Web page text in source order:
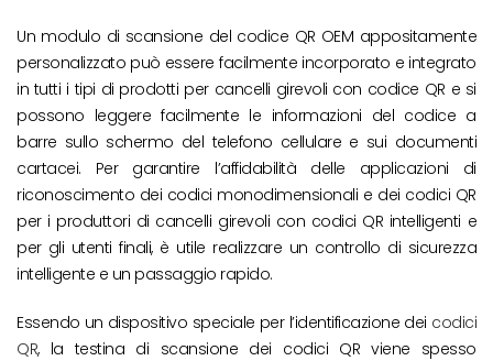
Un modulo di scansione del codice QR OEM appositamente
personalizzato può essere facilmente incorporato e integrato
in tutti i tipi di prodotti per cancelli girevoli con codice QR e si
possono leggere facilmente le informazioni del codice a
barre sullo schermo del telefono cellulare e sui documenti
cartacei. Per garantire l’affidabilità delle applicazioni di
riconoscimento dei codici monodimensionali e dei codici QR
per i produttori di cancelli girevoli con codici QR intelligenti e
per gli utenti finali, è utile realizzare un controllo di sicurezza
intelligente e un passaggio rapido.
Essendo un dispositivo speciale per l’identificazione dei codici
QR, la testina di scansione dei codici QR viene spesso